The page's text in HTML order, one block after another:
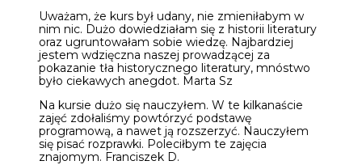
Uważam, że kurs był udany, nie zmieniłabym w
nim nic. Dużo dowiedziałam się z historii literatury
oraz ugruntowałam sobie wiedzę. Najbardziej
jestem wdzięczna naszej prowadzącej za
pokazanie tła historycznego literatury, mnóstwo
było ciekawych anegdot. Marta Sz
Na kursie dużo się nauczyłem. W te kilkanaście
zajęć zdołaliśmy powtórzyć podstawę
programową, a nawet ją rozszerzyć. Nauczyłem
się pisać rozprawki. Poleciłbym te zajęcia
znajomym. Franciszek D.